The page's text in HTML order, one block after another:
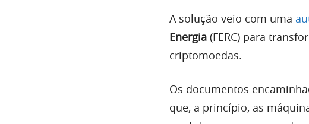
A solução veio com uma
Energia (FERC) para
criptomoedas.
Os documentos
que, a princípio, as